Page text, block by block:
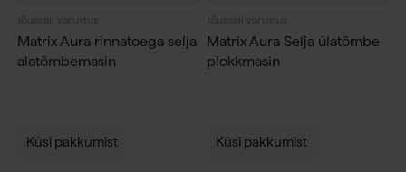
Jõusaali varustus
Matrix Aura rinnatoega selja
alatõmbemasin
Küsi pakkumist
Jõusaali varustus
Matrix Aura Selja ülatõmbe
plokkmasin
Küsi pakkumist